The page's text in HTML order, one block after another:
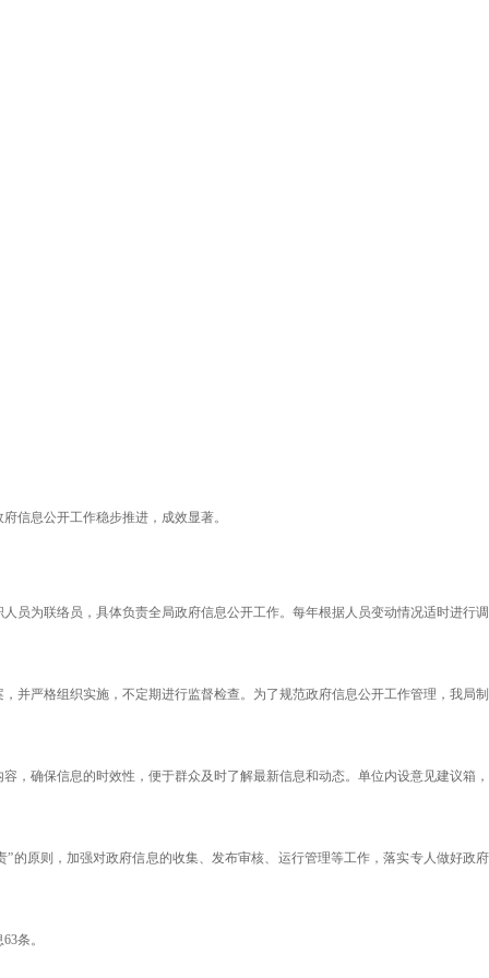
信息公开工作稳步推进，成效显著。
为联络员，具体负责全局政府信息公开工作。每年根据人员变动情况适时进行调
严格组织实施，不定期进行监督检查。为了规范政府信息公开工作管理，我局制
确保信息的时效性，便于群众及时了解最新信息和动态。单位内设意见建议箱，
原则，加强对政府信息的收集、发布审核、运行管理等工作，落实专人做好政府
条。